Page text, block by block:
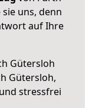
uns, denn
auf Ihre
Gütersloh
Gütersloh,
stressfrei